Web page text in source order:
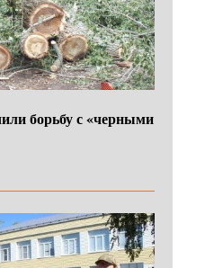
борьбу с «черными